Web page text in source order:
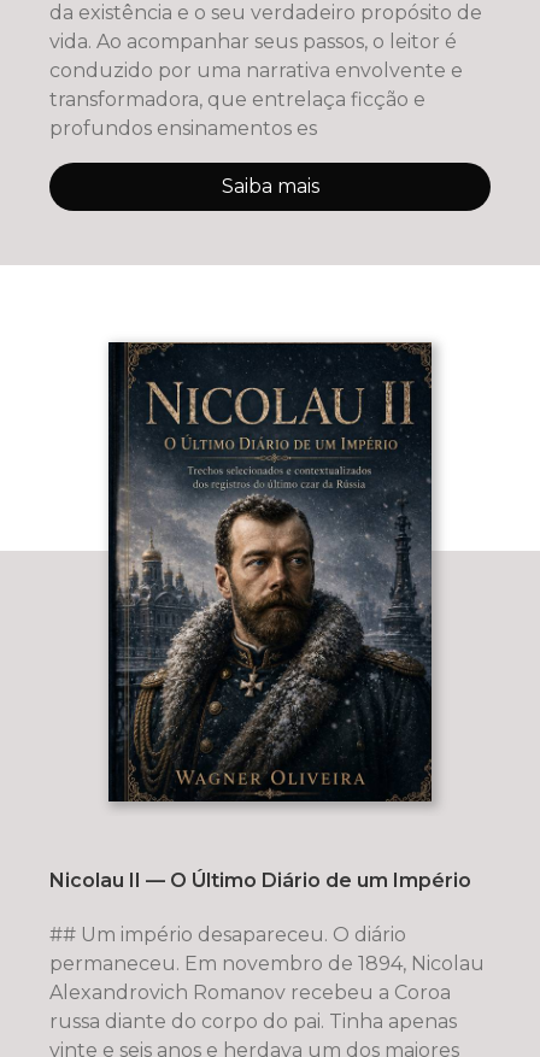
da existência e o seu verdadeiro propósito de
vida. Ao acompanhar seus passos, o leitor é
conduzido por uma narrativa envolvente e
transformadora, que entrelaça ficção e
profundos ensinamentos es
Saiba mais
Nicolau II — O Último Diário de um Império
## Um império desapareceu. O diário
permaneceu. Em novembro de 1894, Nicolau
Alexandrovich Romanov recebeu a Coroa
russa diante do corpo do pai. Tinha apenas
vinte e seis anos e herdava um dos maiores